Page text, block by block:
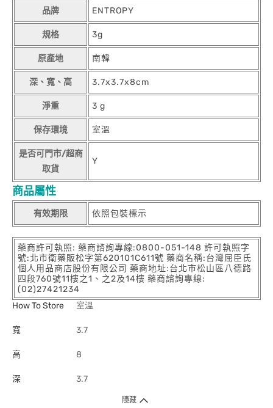
品牌 ENTROPY
規格 3g
原產地 南韓
深、寬、高 3.7x3.7x8cm
淨重 3 g
保存環境 室溫
是否可門市/超商
取貨
Y
商品屬性
有效期限 依照包裝標示
藥商許可執照: 藥商諮詢專線:0800-051-148 許可執照字
號:北市衛藥販松字第620101C611號 藥商名稱:台灣屈臣氏
個人用品商店股份有限公司 藥商地址:台北市松山區八德路
四段760號11樓之1、之2及14樓 藥商諮詢專線:
(02)27421234
How To Store
室溫
寬 3.7
高 8
深 3.7
隱藏